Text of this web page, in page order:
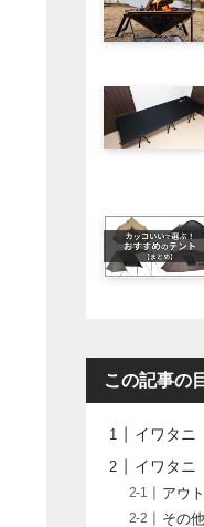
この記事の
イワタニ
イワタニ
アウ
その